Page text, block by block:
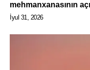
mehmanxanasının
İyul 31, 2026